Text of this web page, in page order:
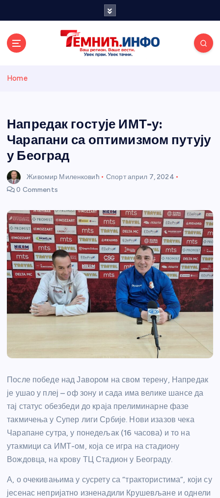
и портал
Home
Напредак гостује ИМТ-у:
Чарапани са оптимизмом путују
у Београд
Живомир Миленковић Спортаприл 7, 2024
0 Comments
После победе над Јавором на свом терену, Напредак
је ушао у плеј – оф зону и сада има велике шансе да
тај статус обезбеди до краја прелиминарне фазе
такмичења у Супер лиги Србије. Нови изазов чека
Чарапане сутра, у понедељак (16 часова) и то на
утакмици са ИМТ-ом, која се игра на стадиону
Вождовца, на крову ТЦ Стадион у Београду.
А, о очекивањима у сусрету са “трактористима”, који су
јесенас непријатно изненадили Крушевљане и однели